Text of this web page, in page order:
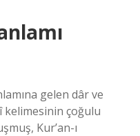
gelen dâr ve
kelimesinin çoğulu
Kur’an-ı